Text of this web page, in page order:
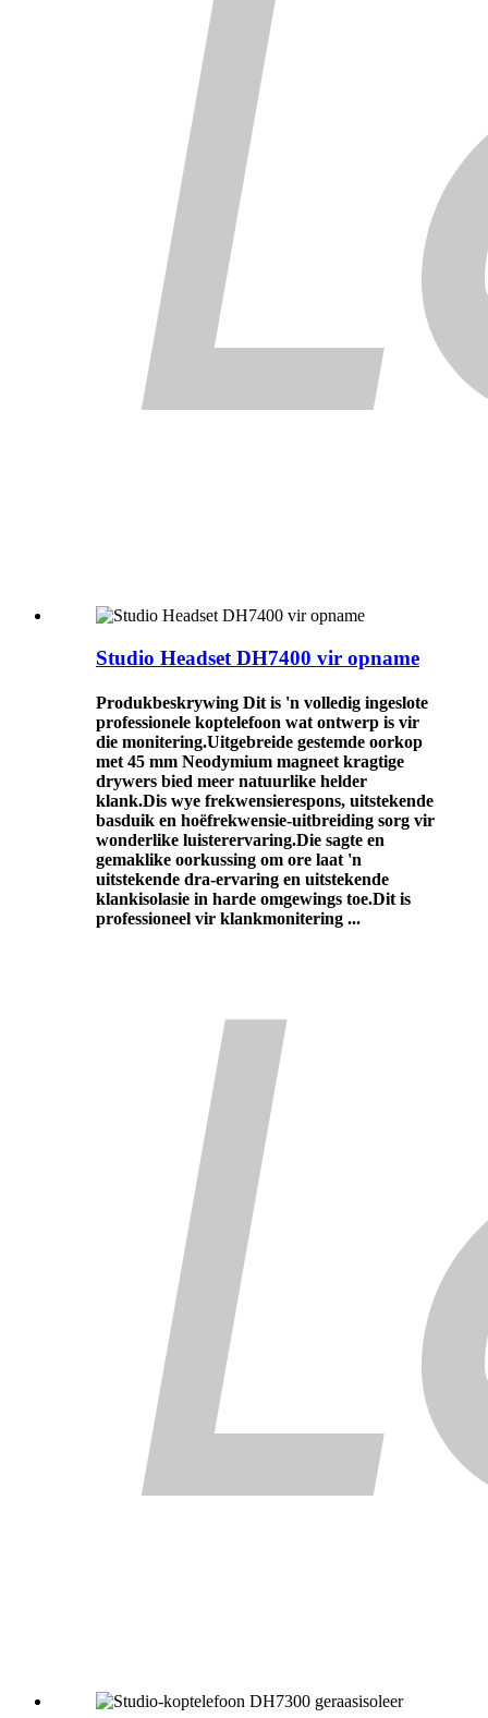
Studio Headset DH7400 vir opname
Produkbeskrywing Dit is 'n volledig ingeslote
professionele koptelefoon wat ontwerp is vir
die monitering.Uitgebreide gestemde oorkop
met 45 mm Neodymium magneet kragtige
drywers bied meer natuurlike helder
klank.Dis wye frekwensierespons, uitstekende
basduik en hoëfrekwensie-uitbreiding sorg vir
wonderlike luisterervaring.Die sagte en
gemaklike oorkussing om ore laat 'n
uitstekende dra-ervaring en uitstekende
klankisolasie in harde omgewings toe.Dit is
professioneel vir klankmonitering ...